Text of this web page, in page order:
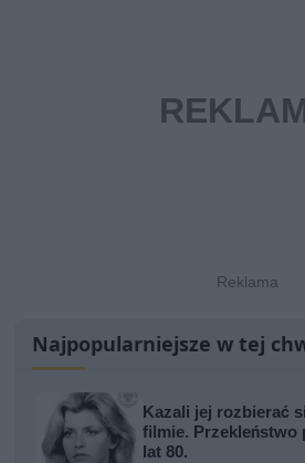
Najpopularniejsze w tej
Kazali jej rozbierać
filmie. Przekleństwo
lat 80.